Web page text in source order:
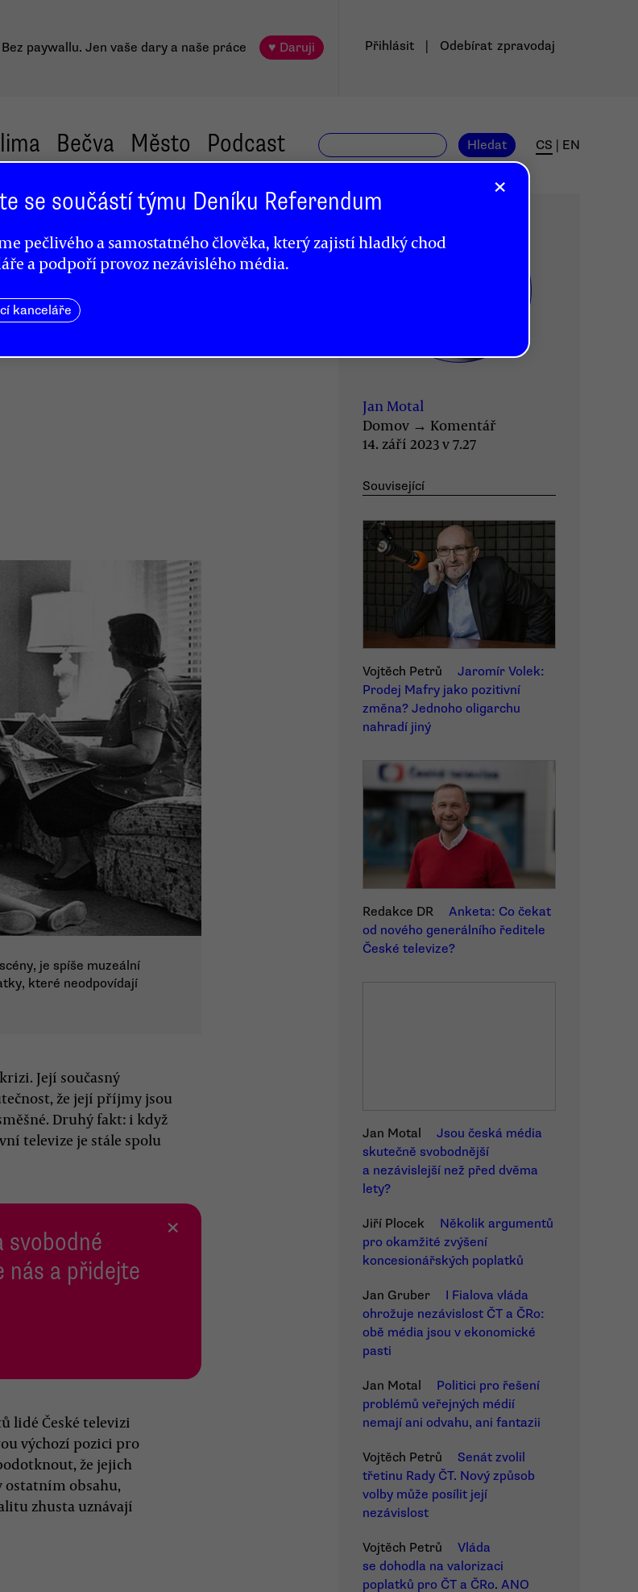
paywallu. Jen vaše dary a naše práce ♥ Daruji Přihlásit Odebírat zpravodaj
Bečva Město Podcast Hledat CS EN
je spíše muzeální
které neodpovídají
Její současný
že její příjmy jsou
Druhý fakt: i když
televize je stále spolu
svobodné
nás a přidejte
×
lidé České televizi
výchozí pozici pro
že jejich
ostatním obsahu,
zhusta uznávají
Jan Motal
Domov → Komentář
14. září 2023 v 7.27
Související
Vojtěch Petrů
Jaromír Volek:
Prodej Mafry jako pozitivní
změna? Jednoho oligarchu
nahradí jiný
Redakce DR
Anketa: Co čekat
od nového generálního ředitele
České televize?
Jan Motal
Jsou česká média
skutečně svobodnější
a nezávislejší než před dvěma
lety?
Jiří Plocek
Několik argumentů
pro okamžité zvýšení
koncesionářských poplatků
Jan Gruber
I Fialova vláda
ohrožuje nezávislost ČT a ČRo:
obě média jsou v ekonomické
pasti
Jan Motal
Politici pro řešení
problémů veřejných médií
nemají ani odvahu, ani fantazii
Vojtěch Petrů
Senát zvolil
třetinu Rady ČT. Nový způsob
volby může posílit její
nezávislost
Vojtěch Petrů
Vláda
se dohodla na valorizaci
poplatků pro ČT a ČRo. ANO
×
se součástí týmu Deníku Referendum
pečlivého a samostatného člověka, který zajistí hladký chod
a podpoří provoz nezávislého média.
kanceláře